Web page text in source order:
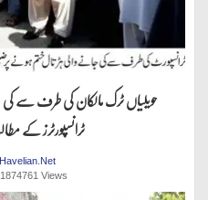
حویلیاں ٹرک مالکان کی طرف سے
ٹرانسپورٹرز کے
Havelian.Net
. 1874761 Views